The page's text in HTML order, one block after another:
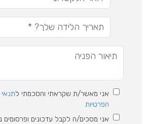
אני מאשר/ת שקראתי והסכמתי ל
הפרטיות
אני מסכים/ה לקבל עדכונים ופרסומים